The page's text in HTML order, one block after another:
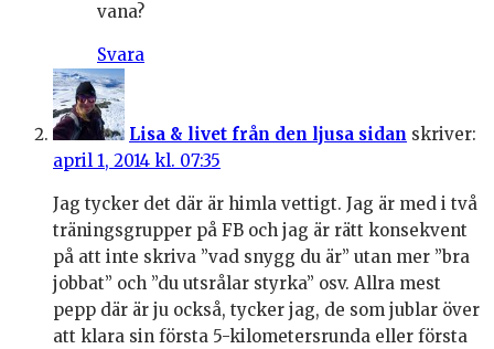
vana?
Svara
Lisa & livet från den ljusa sidan skriver:
april 1, 2014 kl. 07:35
Jag tycker det där är himla vettigt. Jag är med i två
träningsgrupper på FB och jag är rätt konsekvent
på att inte skriva ”vad snygg du är” utan mer ”bra
jobbat” och ”du utsrålar styrka” osv. Allra mest
pepp där är ju också, tycker jag, de som jublar över
att klara sin första 5-kilometersrunda eller första